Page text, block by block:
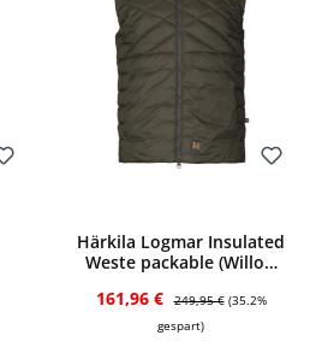
Härkila Logmar Insulated
Weste packable (Willow
Verkaufspreis:
161,96 € Regulärer Preis:
249,95 € (35.2%
gespart)